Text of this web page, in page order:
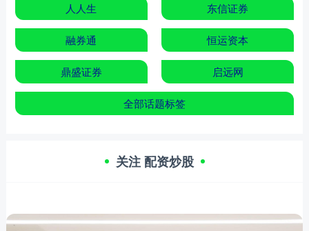
人人生 东信证券
融券通 恒运资本
鼎盛证券 启远网
全部话题标签
关注 配资炒股